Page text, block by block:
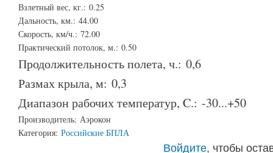
Взлетный вес, кг.: 0.25
Дальность, км.: 44.00
Скорость, км/ч.: 72.00
Практический потолок, м.: 0.50
Продолжительность полета, ч.: 0,6
Размах крыла, м: 0,3
Диапазон рабочих температур, C.: -30...+50
Производитель: Аэрокон
Категория: Российские БПЛА
Войдите, чтобы